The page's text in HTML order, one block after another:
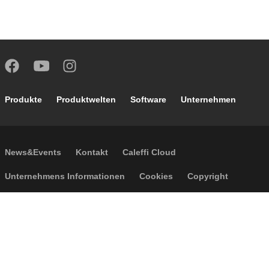
Footer main navigation
Produkte Produktwelten Software Unternehmen
Footer secondary navigation
News&Events Kontakt Caleffi Cloud
Footer menu
Unternehmens Informationen Cookies Copyright